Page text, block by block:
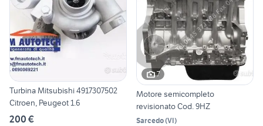
Turbina Mitsubishi 4917307502
Citroen, Peugeot 1.6
200 €
7
Motore semicompleto
revisionato Cod. 9HZ
Sarcedo(VI)